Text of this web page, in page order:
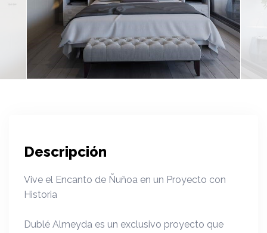
Descripción
Vive el Encanto de Ñuñoa en un Proyecto con
Historia
Dublé Almeyda es un exclusivo proyecto que